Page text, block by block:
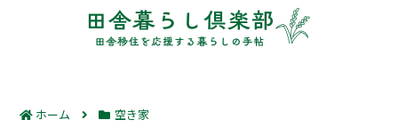
ホーム 空き家